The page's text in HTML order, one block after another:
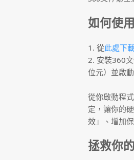
如何使
1. 從此處下
2. 安裝360
位元）並啟
從你啟動程
定，讓你的
效」、增加
拯救你